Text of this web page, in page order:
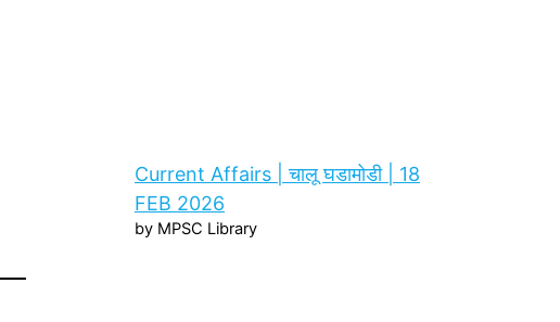
Current Affairs | चालू घडामोडी | 18
FEB 2026
by MPSC Library